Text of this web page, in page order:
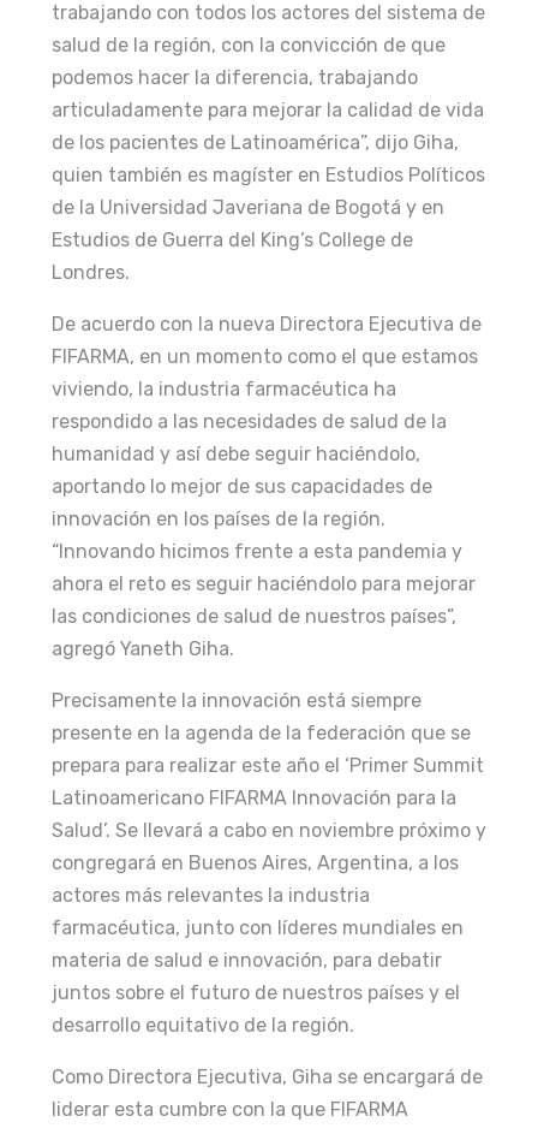
trabajando con todos los actores del sistema de
salud de la región, con la convicción de que
podemos hacer la diferencia, trabajando
articuladamente para mejorar la calidad de vida
de los pacientes de Latinoamérica”, dijo Giha,
quien también es magíster en Estudios Políticos
de la Universidad Javeriana de Bogotá y en
Estudios de Guerra del King’s College de
Londres.
De acuerdo con la nueva Directora Ejecutiva de
FIFARMA, en un momento como el que estamos
viviendo, la industria farmacéutica ha
respondido a las necesidades de salud de la
humanidad y así debe seguir haciéndolo,
aportando lo mejor de sus capacidades de
innovación en los países de la región.
“Innovando hicimos frente a esta pandemia y
ahora el reto es seguir haciéndolo para mejorar
las condiciones de salud de nuestros países”,
agregó Yaneth Giha.
Precisamente la innovación está siempre
presente en la agenda de la federación que se
prepara para realizar este año el ‘Primer Summit
Latinoamericano FIFARMA Innovación para la
Salud’. Se llevará a cabo en noviembre próximo y
congregará en Buenos Aires, Argentina, a los
actores más relevantes la industria
farmacéutica, junto con líderes mundiales en
materia de salud e innovación, para debatir
juntos sobre el futuro de nuestros países y el
desarrollo equitativo de la región.
Como Directora Ejecutiva, Giha se encargará de
liderar esta cumbre con la que FIFARMA